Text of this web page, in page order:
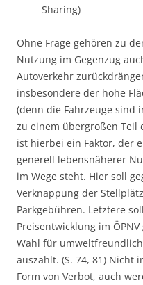
Sharing)
Ohne Frage gehören zu
Nutzung im Gegenzug
Autoverkehr
insbesondere der hohe
(denn die Fahrzeuge sind
zu einem übergroßen Teil
ist hierbei ein Faktor, der
generell lebensnäherer
im Wege steht. Hier soll
Verknappung der
Parkgebühren. Letztere
Preisentwicklung im
Wahl für
auszahlt. (S. 74, 81) Nicht
Form von Verbot, auch